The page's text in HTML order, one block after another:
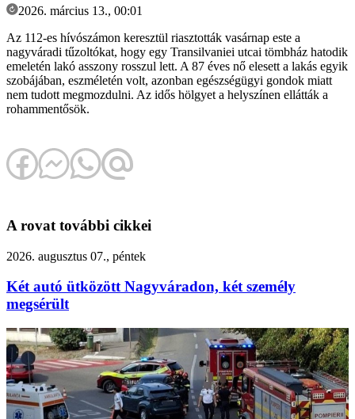
2026. március 13., 00:01
Az 112-es hívószámon keresztül riasztották vasárnap este a
nagyváradi tűzoltókat, hogy egy Transilvaniei utcai tömbház hatodik
emeletén lakó asszony rosszul lett. A 87 éves nő elesett a lakás egyik
szobájában, eszméletén volt, azonban egészségügyi gondok miatt
nem tudott megmozdulni. Az idős hölgyet a helyszínen ellátták a
rohammentősök.
A rovat további cikkei
2026. augusztus 07., péntek
Két autó ütközött Nagyváradon, két személy
megsérült